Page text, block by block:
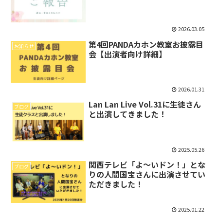
2026.03.05
お知らせ
第4回PANDAカホン教室お披露目
会【出演者向け詳細】
2026.01.31
ブログ
Lan Lan Live Vol.31に生徒さん
と出演してきました！
2025.05.26
ブログ
関西テレビ「よ～いドン！」とな
りの人間国宝さんに出演させてい
ただきました！
2025.01.22